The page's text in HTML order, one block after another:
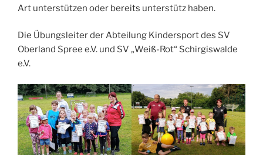
Art unterstützen oder bereits unterstütz haben.
Die Übungsleiter der Abteilung Kindersport des SV
Oberland Spree e.V. und SV „Weiß-Rot“ Schirgiswalde
e.V.